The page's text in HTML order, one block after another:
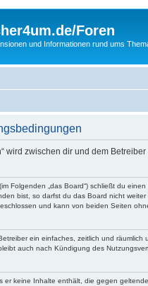
Foren
und Informationen rund ums
wird zwischen dir und dem
Folgenden „das Board“) schließt du
bist, so darfst du das Board nicht
und kann von beiden Seiten
ein einfaches, zeitlich und
auch nach Kündigung des
er keine Inhalte enthält, die gegen